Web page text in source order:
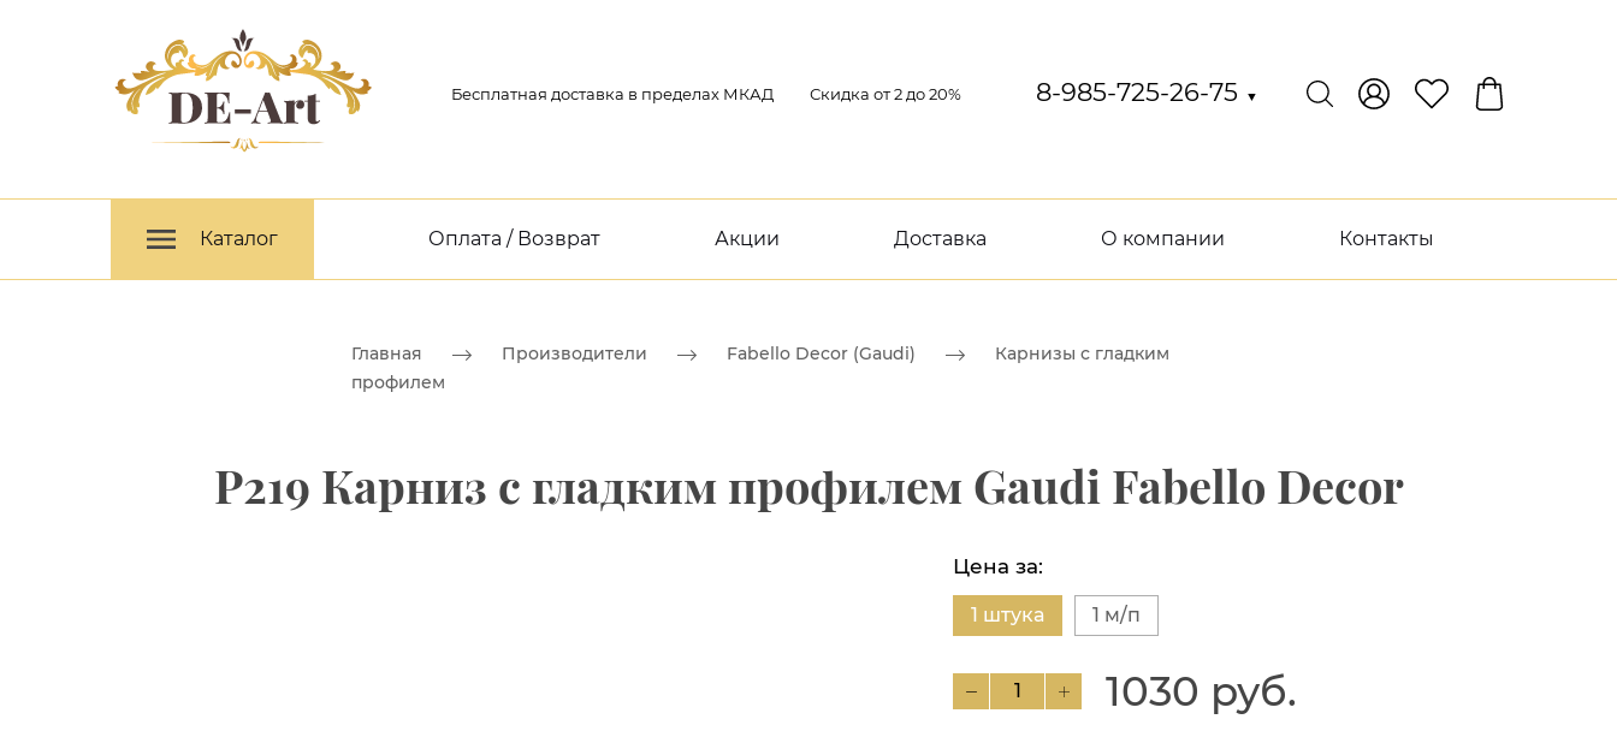
Бесплатная доставка в пределах МКАД Скидка от 2 до 20% 8-985-725-26-75 ▼
Каталог Оплата / Возврат Акции Доставка О компании Контакты
Главная Производители Fabello Decor (Gaudi)
Карнизы с гладким
профилем
P219 Карниз с гладким профилем Gaudi Fabello Decor
Цена за:
1 штука 1 м/п
1030 руб.